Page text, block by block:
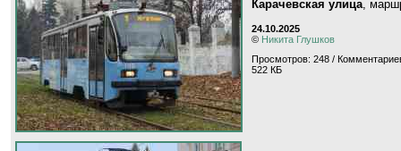
Карачевская улица,
24.10.2025
© Никита Глушков
Просмотров: 248 /
522 КБ